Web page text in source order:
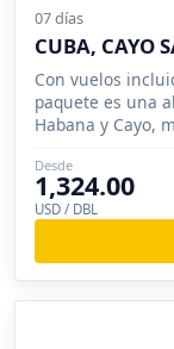
07 días
CUBA, CAYO
Con vuelos
paquete es una
Habana y Cayo,
Desde
1,324.00
USD / DBL